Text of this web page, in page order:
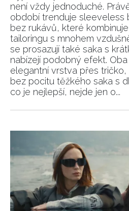
není vždy jednoduché.
období trenduje sleeveless
bez rukávů, které
tailoringu s mnohem
se prosazují také saka s
nabízejí podobný efekt.
elegantní vrstva přes
bez pocitu těžkého saka s
co je nejlepší, nejde jen o...